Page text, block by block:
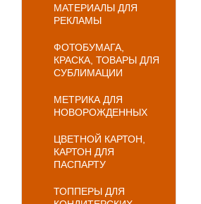
МАТЕРИАЛЫ ДЛЯ
РЕКЛАМЫ
ФОТОБУМАГА,
КРАСКА, ТОВАРЫ ДЛЯ
СУБЛИМАЦИИ
МЕТРИКА ДЛЯ
НОВОРОЖДЕННЫХ
ЦВЕТНОЙ КАРТОН,
КАРТОН ДЛЯ
ПАСПАРТУ
ТОППЕРЫ ДЛЯ